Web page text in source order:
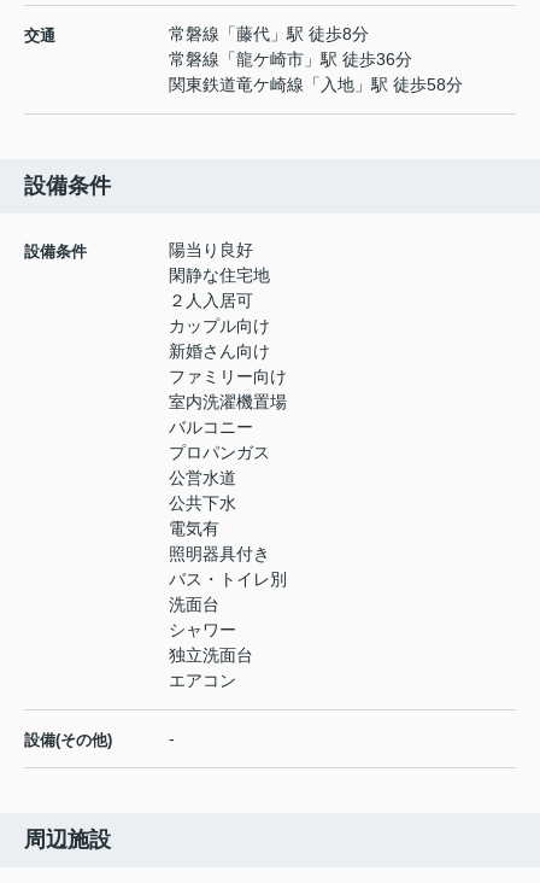
交通 常磐線 「藤代 」駅 徒歩8分
常磐線 「龍ケ崎市 」駅 徒歩36分
関東鉄道竜ケ崎線 「 入地 」駅 徒歩58分
設備条件
設備条件
陽当り良好
閑静な住宅地
２人入居可
カップル向け
新婚さん向け
ファミリー向け
室内洗濯機置場
バルコニー
プロパンガス
公営水道
公共下水
電気有
照明器具付き
バス・トイレ別
洗面台
シャワー
独立洗面台
エアコン
設備(その他) -
周辺施設